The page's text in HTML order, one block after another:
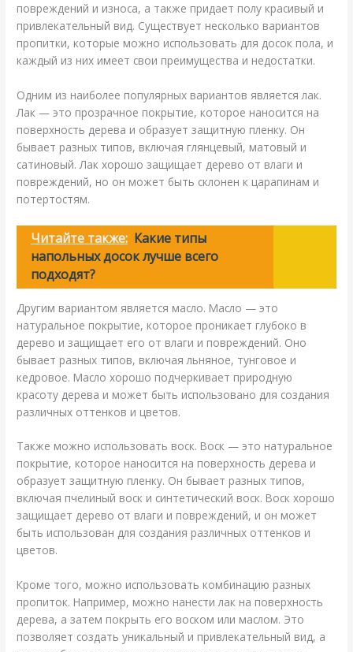
повреждений и износа, а также придает полу красивый и
привлекательный вид. Существует несколько вариантов
пропитки, которые можно использовать для досок пола, и
каждый из них имеет свои преимущества и недостатки.
Одним из наиболее популярных вариантов является лак.
Лак — это прозрачное покрытие, которое наносится на
поверхность дерева и образует защитную пленку. Он
бывает разных типов, включая глянцевый, матовый и
сатиновый. Лак хорошо защищает дерево от влаги и
повреждений, но он может быть склонен к царапинам и
потертостям.
Читайте также: Какие типы
напольных досок лучше всего
подходят?
Другим вариантом является масло. Масло — это
натуральное покрытие, которое проникает глубоко в
дерево и защищает его от влаги и повреждений. Оно
бывает разных типов, включая льняное, тунговое и
кедровое. Масло хорошо подчеркивает природную
красоту дерева и может быть использовано для создания
различных оттенков и цветов.
Также можно использовать воск. Воск — это натуральное
покрытие, которое наносится на поверхность дерева и
образует защитную пленку. Он бывает разных типов,
включая пчелиный воск и синтетический воск. Воск хорошо
защищает дерево от влаги и повреждений, и он может
быть использован для создания различных оттенков и
цветов.
Кроме того, можно использовать комбинацию разных
пропиток. Например, можно нанести лак на поверхность
дерева, а затем покрыть его воском или маслом. Это
позволяет создать уникальный и привлекательный вид, а